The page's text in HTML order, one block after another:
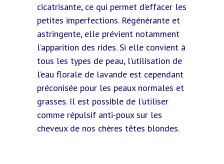
cicatrisante, ce qui permet d’effacer les
petites imperfections. Régénérante et
astringente, elle prévient notamment
l’apparition des rides. Si elle convient à
tous les types de peau, l’utilisation de
l’eau florale de lavande est cependant
préconisée pour les peaux normales et
grasses. Il est possible de l’utiliser
comme répulsif anti-poux sur les
cheveux de nos chères têtes blondes.